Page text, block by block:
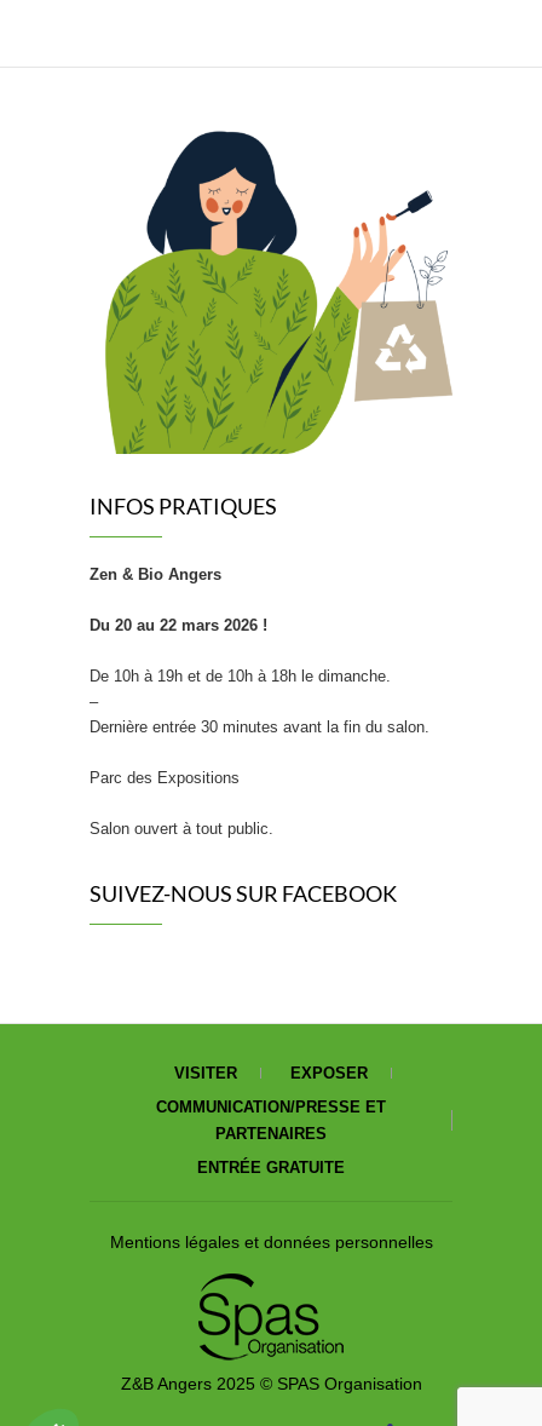
INFOS PRATIQUES
Zen & Bio Angers
Du 20 au 22 mars 2026 !
De 10h à 19h et de 10h à 18h le dimanche.
–
Dernière entrée 30 minutes avant la fin du salon.
Parc des Expositions
Salon ouvert à tout public.
SUIVEZ-NOUS SUR FACEBOOK
VISITER
EXPOSER
COMMUNICATION/PRESSE ET
PARTENAIRES
ENTRÉE GRATUITE
Mentions légales et données personnelles
Z&B Angers 2025 © SPAS Organisation